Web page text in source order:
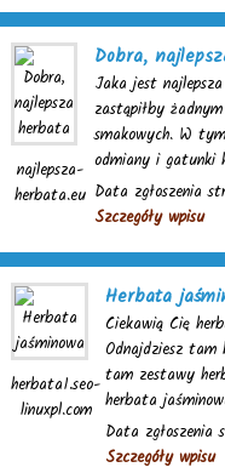
najlepsza-
herbata.eu
Dobra,
Jaka jest
zastąpiłby
smakowych. W
odmiany i gatunki
Data zgłoszenia
Szczegóły wpisu
herbata1.seo-
linuxpl.com
Herbata
Ciekawią Cię
Odnajdziesz
tam zestawy
herbata
Data
Szczegóły wpisu